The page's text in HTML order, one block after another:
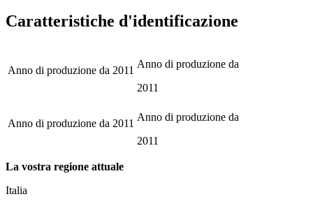
Caratteristiche d'identificazione
Anno di produzione da 2011
Anno di produzione da
2011
Anno di produzione da 2011
Anno di produzione da
2011
La vostra regione attuale
Italia